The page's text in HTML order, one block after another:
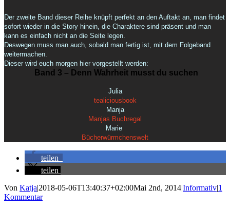
Der zweite Band dieser Reihe knüpft perfekt an den Auftakt an, man findet
sofort wieder in die Story hinein, die Charaktere sind präsent und man
kann es einfach nicht an die Seite legen.
Deswegen muss man auch, sobald man fertig ist, mit dem Folgeband
weitermachen.
Dieser wird euch morgen hier vorgestellt werden:
Band 3 – Denn Wahrheit musst du suchen
Julia
tealiciousbook
Manja
Manjas Buchregal
Marie
Bücherwürmchenswelt
teilen
teilen
Von Katja|2018-05-06T13:40:37+02:00Mai 2nd, 2014|Informativ|1
Kommentar